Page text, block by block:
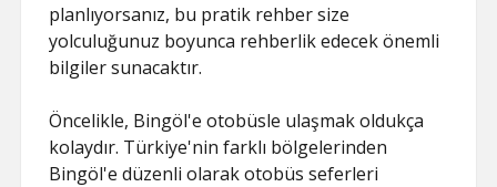
planlıyorsanız, bu pratik rehber size
yolculuğunuz boyunca rehberlik edecek önemli
bilgiler sunacaktır.
Öncelikle, Bingöl'e otobüsle ulaşmak oldukça
kolaydır. Türkiye'nin farklı bölgelerinden
Bingöl'e düzenli olarak otobüs seferleri